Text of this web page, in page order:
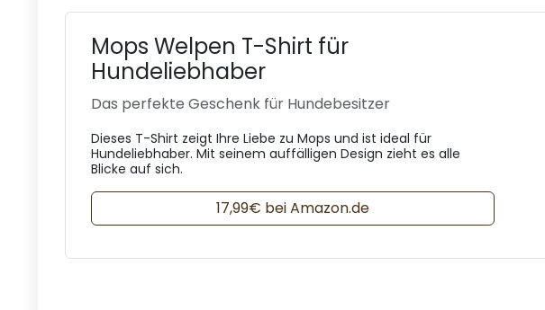
Mops Welpen T-Shirt für
Hundeliebhaber
Das perfekte Geschenk für Hundebesitzer
Dieses T-Shirt zeigt Ihre Liebe zu Mops und ist ideal für
Hundeliebhaber. Mit seinem auffälligen Design zieht es alle
Blicke auf sich.
17,99€ bei Amazon.de